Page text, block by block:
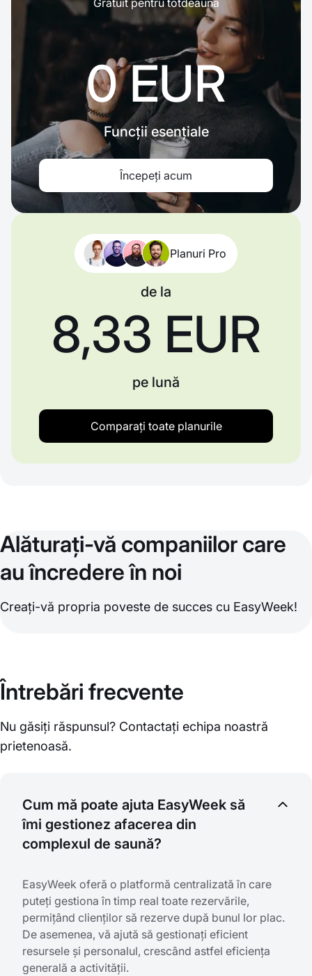
Gratuit pentru totdeauna
0 EUR
Funcții esențiale
Începeți acum
Planuri Pro
de la
8,33 EUR
pe lună
Comparați toate planurile
Alăturați-vă companiilor care
au încredere în noi
Creați-vă propria poveste de succes cu EasyWeek!
Întrebări frecvente
Nu găsiți răspunsul? Contactați echipa noastră
prietenoasă.
Cum mă poate ajuta EasyWeek să
îmi gestionez afacerea din
complexul de saună?
EasyWeek oferă o platformă centralizată în care
puteți gestiona în timp real toate rezervările,
permițând clienților să rezerve după bunul lor plac.
De asemenea, vă ajută să gestionați eficient
resursele și personalul, crescând astfel eficiența
generală a activității.